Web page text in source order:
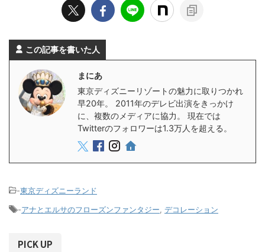
この記事を書いた人
まにあ
東京ディズニーリゾートの魅力に取りつかれ
早20年。 2011年のデレビ出演をきっかけ
に、複数のメディアに協力。 現在では
Twitterのフォロワーは1.3万人を超える。
-東京ディズニーランド
-アナとエルサのフローズンファンタジー デコレーション
PICK UP